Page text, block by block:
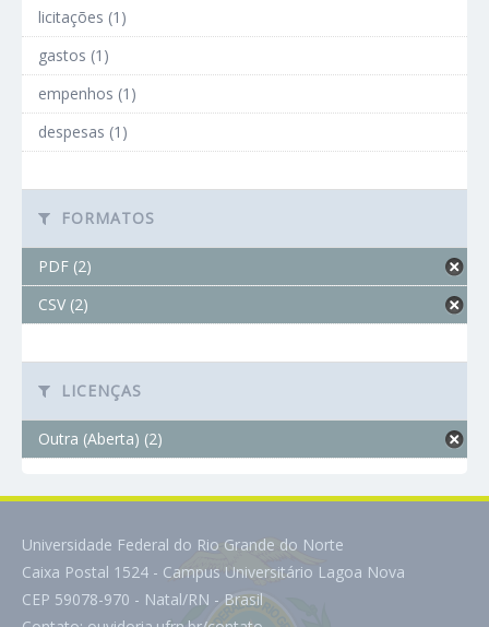
licitações (1)
gastos (1)
empenhos (1)
despesas (1)
FORMATOS
PDF (2)
CSV (2)
LICENÇAS
Outra (Aberta) (2)
Universidade Federal do Rio Grande do Norte
Caixa Postal 1524 - Campus Universitário Lagoa Nova
CEP 59078-970 - Natal/RN - Brasil